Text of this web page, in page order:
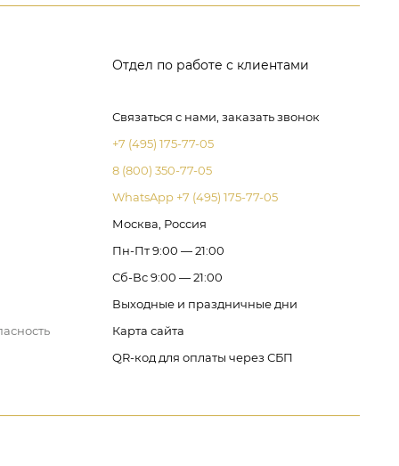
Отдел по работе с клиентами
Связаться с нами, заказать звонок
+7 (495) 175-77-05
8 (800) 350-77-05
WhatsApp +7 (495) 175-77-05
Москва, Россия
Пн-Пт 9:00 — 21:00
Сб-Вс 9:00 — 21:00
Выходные и праздничные дни
Карта сайта
QR-код для оплаты через СБП